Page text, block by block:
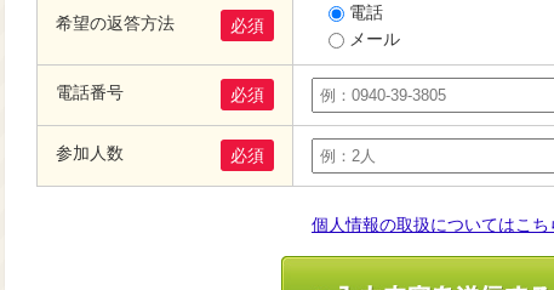
希望の返答方法 必須
電話
メール
電話番号 必須
参加人数 必須
個人情報の取扱についてはこち